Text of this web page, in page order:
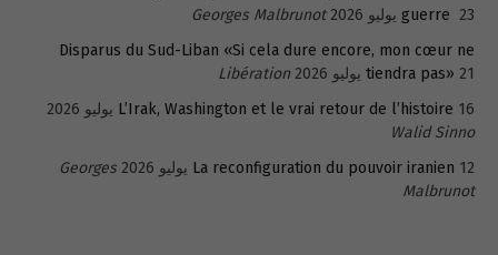
guerre 23 يوليو 2026
Georges Malbrunot
Disparus du Sud-Liban «Si cela dure encore, mon cœur ne
tiendra pas» 21 يوليو 2026
Libération
L’Irak, Washington et le vrai retour de l’histoire 16 يوليو 2026
Walid Sinno
La reconfiguration du pouvoir iranien 12 يوليو 2026
Georges
Malbrunot